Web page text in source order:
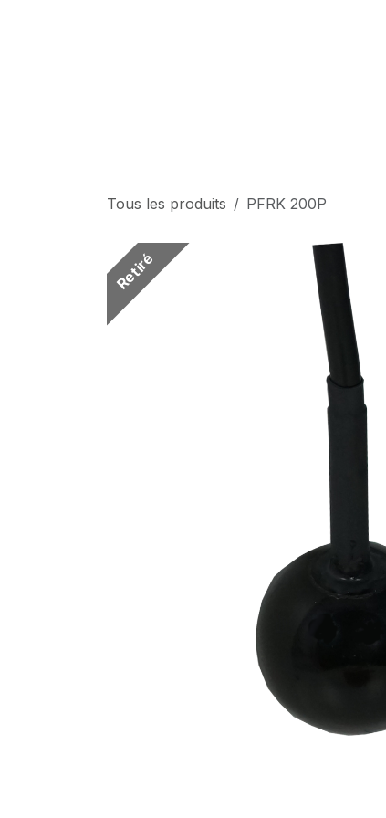
Tous les produits PFRK 200P
Retiré